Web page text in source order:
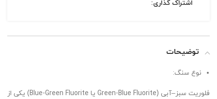
اشتراک گذاری:
توضیحات
نوع سنگ:
فلوریت سبز–آبی (Green-Blue Fluorite یا Blue-Green Fluorite) یکی از